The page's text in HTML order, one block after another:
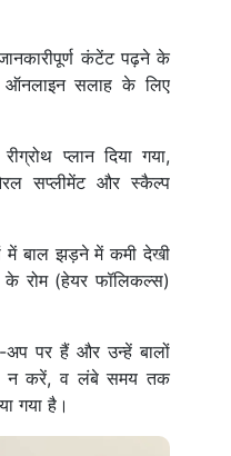
कंटेंट पढ़ने के
ऑनलाइन सलाह के लिए
प्लान दिया गया,
सप्लीमेंट और स्कैल्प
में बाल झड़ने में कमी देखी
रोम (हेयर फॉलिकल्स)
अप पर हैं और उन्हें बालों
न करें, व लंबे समय तक
गया है।
Next